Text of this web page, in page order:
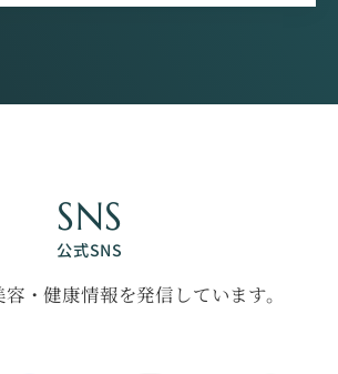
SNS
公式SNS
・健康情報を発信しています。